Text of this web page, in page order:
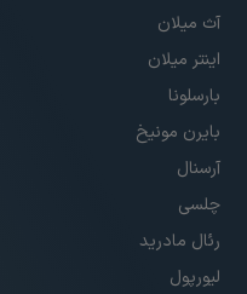
آث میلان
اینتر میلان
بارسلونا
بایرن مونیخ
آرسنال
چلسی
رئال مادرید
لیورپول